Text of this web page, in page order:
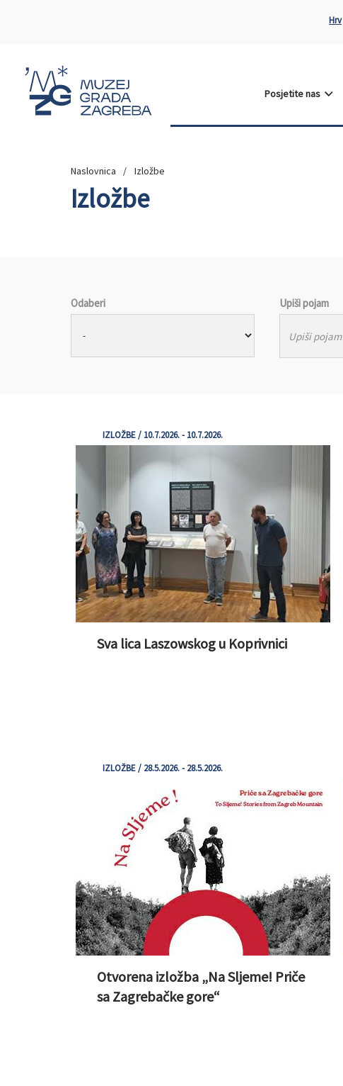
Hrv
Posjetite nas
Naslovnica Izložbe
Izložbe
Odaberi Upiši pojam
IZLOŽBE / 10.7.2026. - 10.7.2026.
Sva lica Laszowskog u Koprivnici
IZLOŽBE / 28.5.2026. - 28.5.2026.
Otvorena izložba „Na Sljeme! Priče
sa Zagrebačke gore“